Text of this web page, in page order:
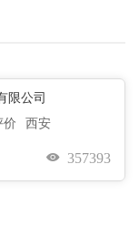
限公司
价 西安
357393